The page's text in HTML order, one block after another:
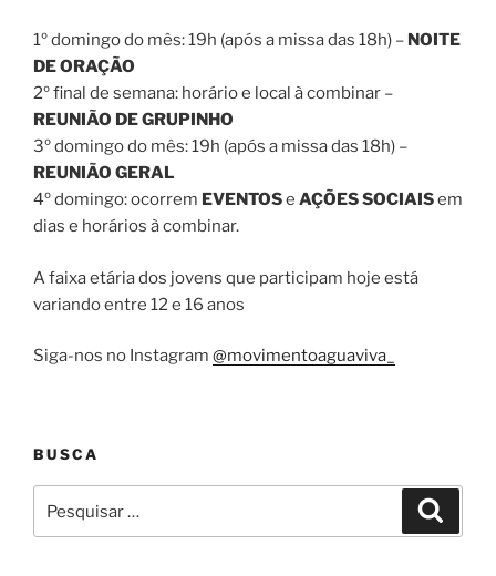
1º domingo do mês: 19h (após a missa das 18h) – NOITE
DE ORAÇÃO
2º final de semana: horário e local à combinar –
REUNIÃO DE GRUPINHO
3º domingo do mês: 19h (após a missa das 18h) –
REUNIÃO GERAL
4º domingo: ocorrem EVENTOSe AÇÕES SOCIAISem
dias e horários à combinar.
A faixa etária dos jovens que participam hoje está
variando entre 12 e 16 anos
Siga-nos no Instagram @movimentoaguaviva_
BUSCA
por: